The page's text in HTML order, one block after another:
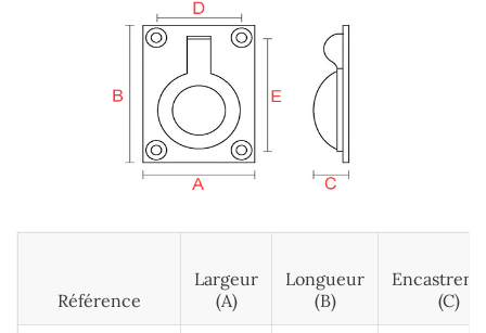
Référence
Largeur
(A)
Longueur
(B)
(c)